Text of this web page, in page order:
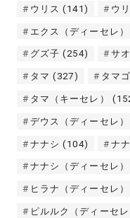
ウリス (141) ウ
エクス（ディーセレ）
グズ子 (254) サ
タマ (327) タマ
タマ（キーセレ）
デウス（ディーセレ）
ナナシ (104) ナ
ナナシ（ディーセレ）
ヒラナ（ディーセレ）
ピルルク（ディーセレ